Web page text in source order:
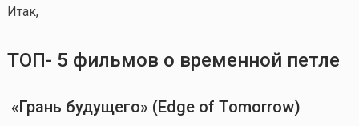
Итак,
ТОП- 5 фильмов о временной петле
«Грань будущего» (Edge of Tomorrow)